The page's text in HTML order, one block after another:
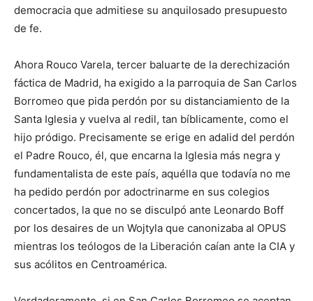
democracia que admitiese su anquilosado presupuesto
de fe.
Ahora Rouco Varela, tercer baluarte de la derechización
fáctica de Madrid, ha exigido a la parroquia de San Carlos
Borromeo que pida perdón por su distanciamiento de la
Santa Iglesia y vuelva al redil, tan bíblicamente, como el
hijo pródigo. Precisamente se erige en adalid del perdón
el Padre Rouco, él, que encarna la Iglesia más negra y
fundamentalista de este país, aquélla que todavía no me
ha pedido perdón por adoctrinarme en sus colegios
concertados, la que no se disculpó ante Leonardo Boff
por los desaires de un Wojtyla que canonizaba al OPUS
mientras los teólogos de la Liberación caían ante la CIA y
sus acólitos en Centroamérica.